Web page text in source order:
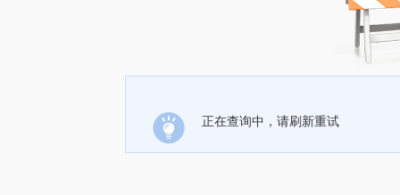
正在查询中，请刷新重试